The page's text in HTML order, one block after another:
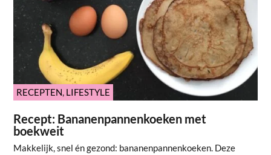
RECEPTEN LIFESTYLE
Recept: Bananenpannenkoeken met
boekweit
Makkelijk, snel én gezond: bananenpannenkoeken. Deze